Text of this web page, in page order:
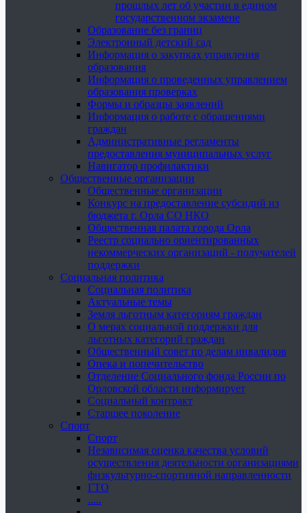
прошлых лет об участии в едином
государственном экзамене
Образование без границ
Электронный детский сад
Информация о закупках управления
образования
Информация о проведенных управлением
образования проверках
Формы и образцы заявлений
Информация о работе с обращениями
граждан
Административные регламенты
предоставления муниципальных услуг
Навигатор профилактики
Общественные организации
Общественные организации
Конкурс на предоставление субсидий из
бюджета г. Орла СО НКО
Общественная палата города Орла
Реестр социально ориентированных
некоммерческих организаций - получателей
поддержки
Социальная политика
Социальная политика
Актуальные темы
Земля льготным категориям граждан
О мерах социальной поддержки для
льготных категорий граждан
Общественный совет по делам инвалидов
Опека и попечительство
Отделение Социального фонда России по
Орловской области информирует
Социальный контракт
Старшее поколение
Спорт
Спорт
Независимая оценка качества условий
осуществления деятельности организациями
физкультурно-спортивной направленности
ГТО
.....